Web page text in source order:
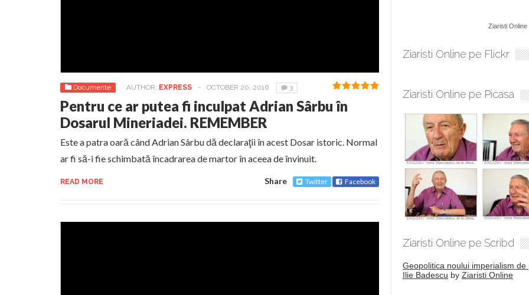
Documente AUTHOR: EXPRESS - OCTOBER 20, 2016 3
Pentru ce ar putea fi inculpat Adrian Sârbu în
Dosarul Mineriadei. REMEMBER
Este a patra oară când Adrian Sârbu dă declaraţii în acest Dosar istoric. Normal
ar fi să-i fie schimbată încadrarea de martor în aceea de învinuit.
READ MORE Share Twitter Facebook
Ziaristi Online
Ziaristi Online pe Flickr
Ziaristi Online pe Picasa
Ziaristi Online pe Scribd
Geopolitica noului imperialism de
Ilie Badescu by Ziaristi Online